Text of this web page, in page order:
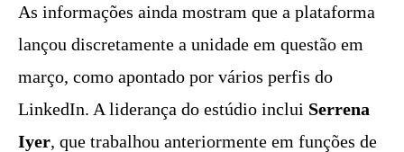
As informações ainda mostram que a plataforma
lançou discretamente a unidade em questão em
março, como apontado por vários perfis do
LinkedIn. A liderança do estúdio inclui Serrena
Iyer, que trabalhou anteriormente em funções de